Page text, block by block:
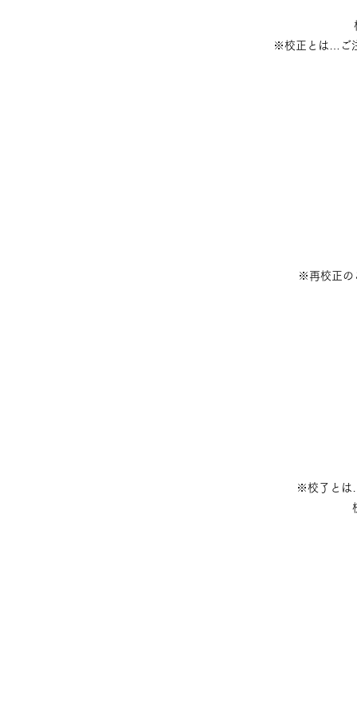
​※校正とは…ご
​※再校正の
※校了とは